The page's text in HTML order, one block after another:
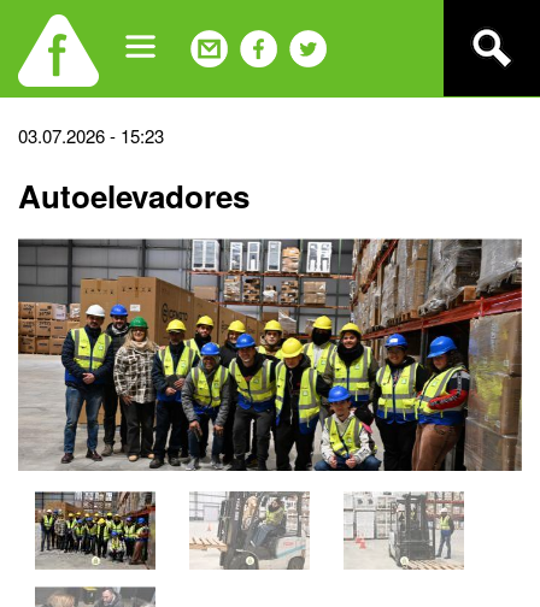
navigation
Back
top
03.07.2026 - 15:23
Autoelevadores